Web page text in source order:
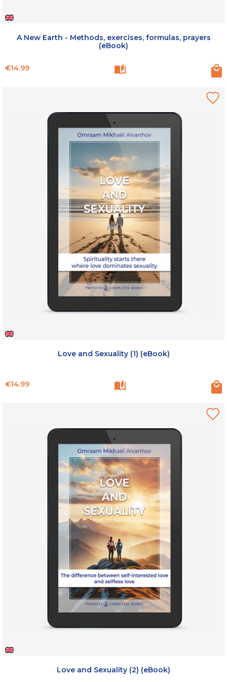
A New Earth - Methods, exercises, formulas, prayers
(eBook)
Price
€14.99
Love and Sexuality (1) (eBook)
Price
€14.99
Love and Sexuality (2) (eBook)